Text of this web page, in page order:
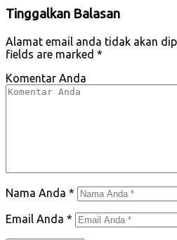
Tinggalkan Balasan
Alamat email anda tidak akan
fields are marked *
Komentar Anda
Nama Anda *
Email Anda *